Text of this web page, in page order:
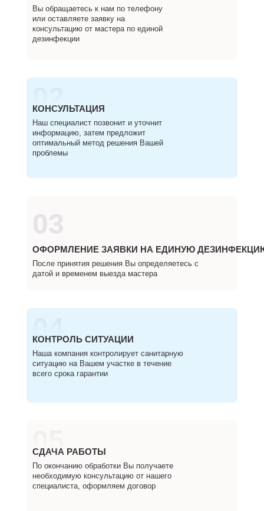
Вы обращаетесь к нам по телефону
или оставляете заявку на
консультацию от мастера по единой
дезинфекции
02
КОНСУЛЬТАЦИЯ
Наш специалист позвонит и уточнит
информацию, затем предложит
оптимальный метод решения Вашей
проблемы
ОФОРМЛЕНИЕ ЗАЯВКИ НА ЕДИНУЮ
После принятия решения Вы определяетесь с
датой и временем выезда мастера
04
КОНТРОЛЬ СИТУАЦИИ
Наша компания контролирует санитарную
ситуацию на Вашем участке в течение
всего срока гарантии
05
СДАЧА РАБОТЫ
По окончанию обработки Вы получаете
необходимую консультацию от нашего
специалиста, оформляем договор